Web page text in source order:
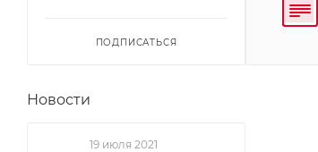
ПОДПИСАТЬСЯ
Новости
19 июля 2021